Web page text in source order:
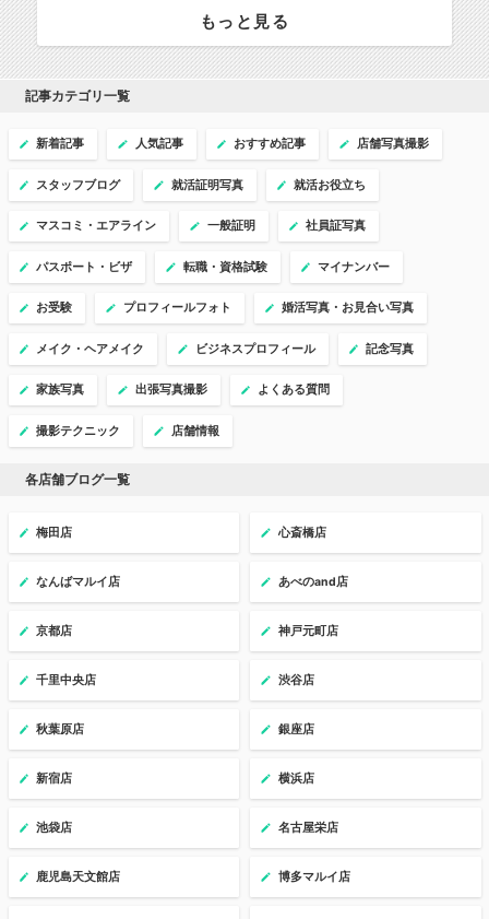
もっと見る
記事カテゴリ一覧
新着記事 人気記事 おすすめ記事 店舗写真撮影
スタッフブログ 就活証明写真 就活お役立ち
マスコミ・エアライン 一般証明 社員証写真
パスポート・ビザ 転職・資格試験 マイナンバー
お受験 プロフィールフォト 婚活写真・お見合い写真
メイク・ヘアメイク ビジネスプロフィール 記念写真
家族写真 出張写真撮影 よくある質問
撮影テクニック 店舗情報
各店舗ブログ一覧
梅田店 心斎橋店
なんばマルイ店 あべのand店
京都店 神戸元町店
千里中央店 渋谷店
秋葉原店 銀座店
新宿店 横浜店
池袋店 名古屋栄店
鹿児島天文館店 博多マルイ店